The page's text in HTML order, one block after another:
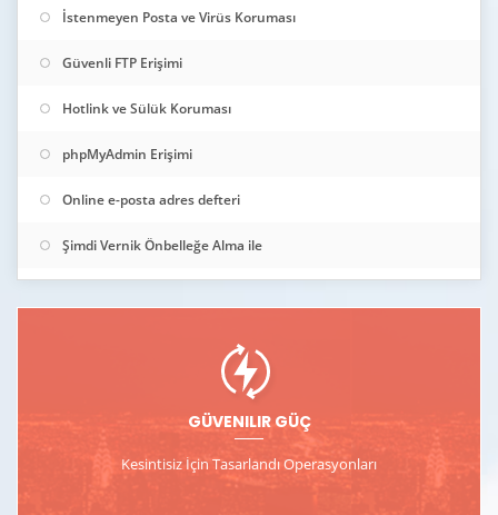
İstenmeyen Posta ve Virüs Koruması
Güvenli FTP Erişimi
Hotlink ve Sülük Koruması
phpMyAdmin Erişimi
Online e-posta adres defteri
Şimdi Vernik Önbelleğe Alma ile
GÜVENILIR GÜÇ
Kesintisiz İçin TasarlandıOperasyonları